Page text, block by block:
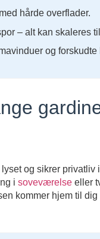
hårde overflader.
– alt kan skaleres
og forskudte
og sikrer
i soveværelse eller
kommer hjem til